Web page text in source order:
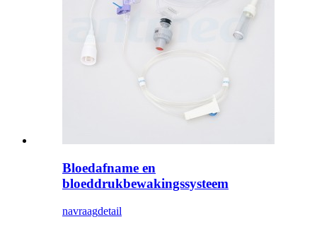
Bloedafname en
bloeddrukbewakingssysteem
navraagdetail